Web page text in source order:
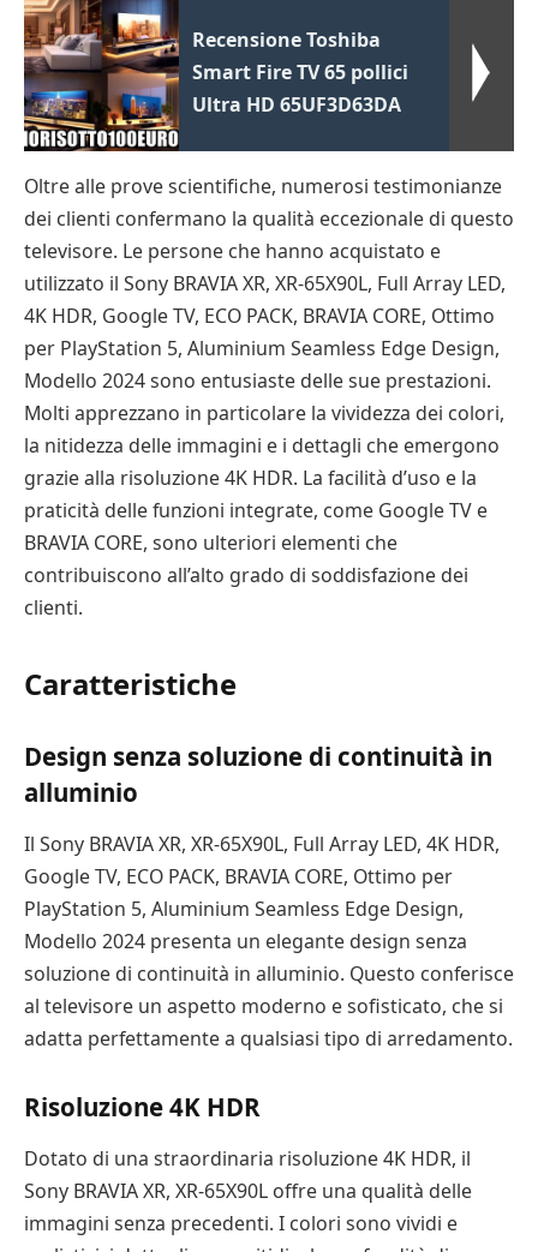
Recensione Toshiba
Smart Fire TV 65 pollici
Ultra HD 65UF3D63DA
Oltre alle prove scientifiche, numerosi testimonianze
dei clienti confermano la qualità eccezionale di questo
televisore. Le persone che hanno acquistato e
utilizzato il Sony BRAVIA XR, XR-65X90L, Full Array LED,
4K HDR, Google TV, ECO PACK, BRAVIA CORE, Ottimo
per PlayStation 5, Aluminium Seamless Edge Design,
Modello 2024 sono entusiaste delle sue prestazioni.
Molti apprezzano in particolare la vividezza dei colori,
la nitidezza delle immagini e i dettagli che emergono
grazie alla risoluzione 4K HDR. La facilità d’uso e la
praticità delle funzioni integrate, come Google TV e
BRAVIA CORE, sono ulteriori elementi che
contribuiscono all’alto grado di soddisfazione dei
clienti.
Caratteristiche
Design senza soluzione di continuità in
alluminio
Il Sony BRAVIA XR, XR-65X90L, Full Array LED, 4K HDR,
Google TV, ECO PACK, BRAVIA CORE, Ottimo per
PlayStation 5, Aluminium Seamless Edge Design,
Modello 2024 presenta un elegante design senza
soluzione di continuità in alluminio. Questo conferisce
al televisore un aspetto moderno e sofisticato, che si
adatta perfettamente a qualsiasi tipo di arredamento.
Risoluzione 4K HDR
Dotato di una straordinaria risoluzione 4K HDR, il
Sony BRAVIA XR, XR-65X90L offre una qualità delle
immagini senza precedenti. I colori sono vividi e